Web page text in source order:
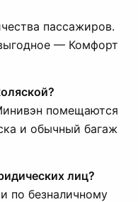
пассажиров.
— Комфорт
помещаются
и обычный багаж
лиц?
по безналичному